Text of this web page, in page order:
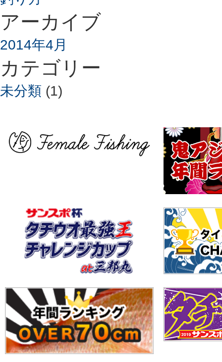
アーカイブ
2014年4月
カテゴリー
未分類 (1)